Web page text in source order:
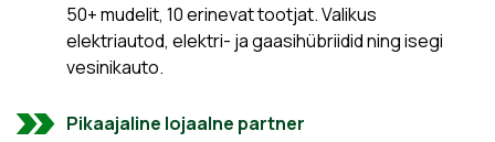
50+ mudelit, 10 erinevat tootjat. Valikus
elektriautod, elektri- ja gaasihübriidid ning isegi
vesinikauto.
Pikaajaline lojaalne partner